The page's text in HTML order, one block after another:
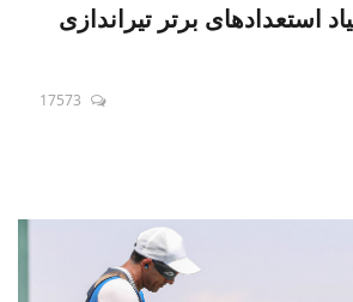
استعدادهای برتر تیراندازی
17573